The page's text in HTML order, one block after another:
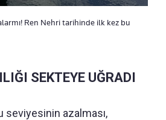
Ren Nehri tarihinde ilk kez bu
SEKTEYE UĞRADI
seviyesinin azalması,